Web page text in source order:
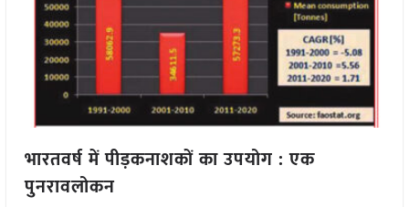
भारतवर्ष में पीड़कनाशकों का उपयोग : एक
पुनरावलोकन